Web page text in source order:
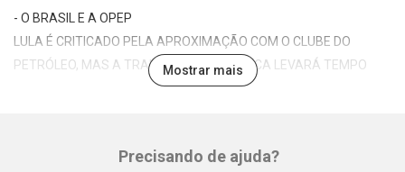
- O BRASIL E A OPEP
LULA É CRITICADO PELA APROXIMAÇÃO COM O CLUBE DO
PETRÓLEO, MAS A TRANSIÇÃO ENERGÉTICA LEVARÁ TEMPO
- VIZINHOS-PROBLEMA
Mostrar mais
Precisando de ajuda?
Facebook Twitter